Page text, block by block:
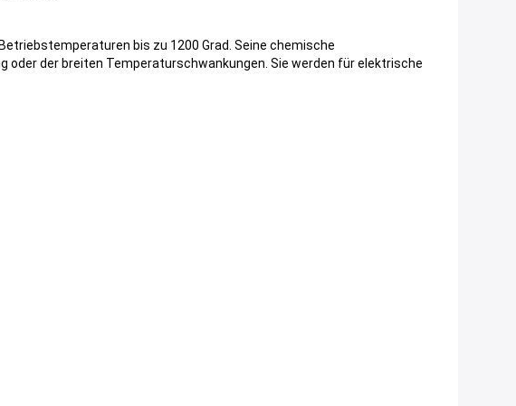
bis zu 1200 Grad. Seine chemische
der breiten Temperaturschwankungen. Sie werden für elektrische